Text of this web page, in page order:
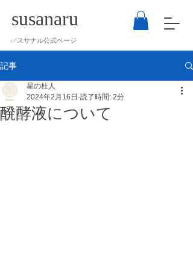
susanaru
​✅スサナル公式ページ
記事
醗酵液について
星の杜人
2024年2月16日 読了時間: 2分